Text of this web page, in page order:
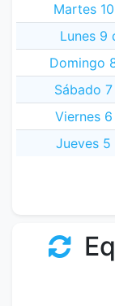
Martes
Lunes 9
Domingo
Sábado
Viernes
Jueves 5